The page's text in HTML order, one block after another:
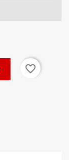
favorite_border